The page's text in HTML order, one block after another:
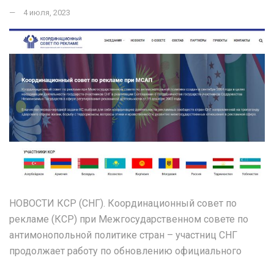
4 июля, 2023
НОВОСТИ КСР (СНГ). Координационный совет по
рекламе (КСР) при Межгосударственном совете по
антимонопольной политике стран – участниц СНГ
продолжает работу по обновлению официального